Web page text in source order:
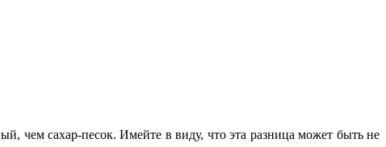
чем сахар-песок. Имейте в виду, что эта разница может быть не